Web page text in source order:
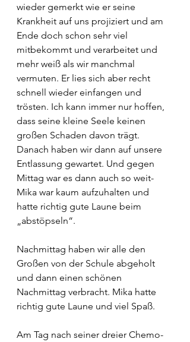
wieder gemerkt wie er seine
Krankheit auf uns projiziert und am
Ende doch schon sehr viel
mitbekommt und verarbeitet und
mehr weiß als wir manchmal
vermuten. Er lies sich aber recht
schnell wieder einfangen und
trösten. Ich kann immer nur hoffen,
dass seine kleine Seele keinen
großen Schaden davon trägt.
Danach haben wir dann auf unsere
Entlassung gewartet. Und gegen
Mittag war es dann auch so weit-
Mika war kaum aufzuhalten und
hatte richtig gute Laune beim
„abstöpseln“.
Nachmittag haben wir alle den
Großen von der Schule abgeholt
und dann einen schönen
Nachmittag verbracht. Mika hatte
richtig gute Laune und viel Spaß.
Am Tag nach seiner dreier Chemo-